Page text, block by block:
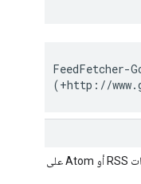
FeedFetcher-
(+http://
يُستخدم برنامج Feedfetcher للزحف إلى خلاصات RSS أو Atom على